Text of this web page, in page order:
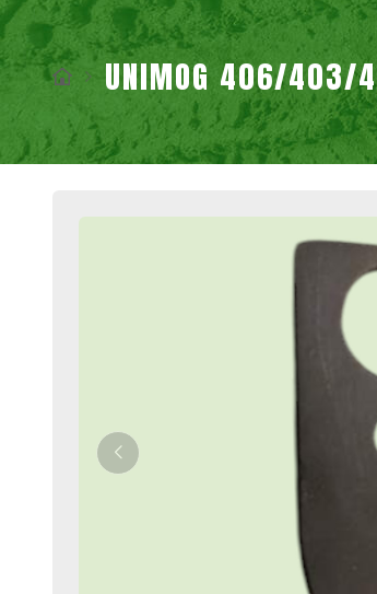
UNIMOG 406/403/